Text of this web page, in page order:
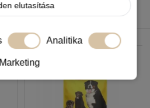
elutasítása
Analitika
Marketing